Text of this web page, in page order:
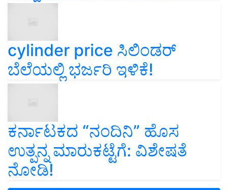
cylinder price ಸಿಲಿಂಡರ್‌
ಬೆಲೆಯಲ್ಲಿ ಭರ್ಜರಿ ಇಳಿಕೆ!
ಕರ್ನಾಟಕದ “ನಂದಿನಿ” ಹೊಸ
ಉತ್ಪನ್ನ ಮಾರುಕಟ್ಟೆಗೆ: ವಿಶೇಷತೆ
ನೋಡಿ!